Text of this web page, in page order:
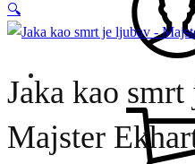
🔍
Jaka kao
Majster